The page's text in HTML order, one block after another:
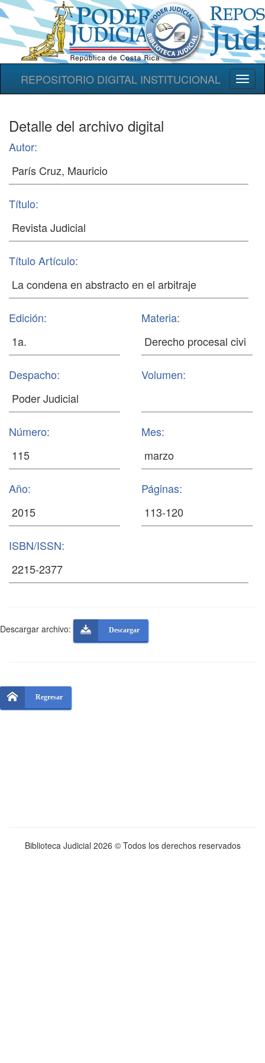
REPOSITORIO DIGITAL INSTITUCIONAL
Detalle del archivo digital
Autor:
Título:
Título Artículo:
Edición: Materia:
Despacho: Volumen:
Número: Mes:
Año: Páginas:
ISBN/ISSN:
Descargar archivo: Descargar
Regresar
Biblioteca Judicial 2026 © Todos los derechos reservados